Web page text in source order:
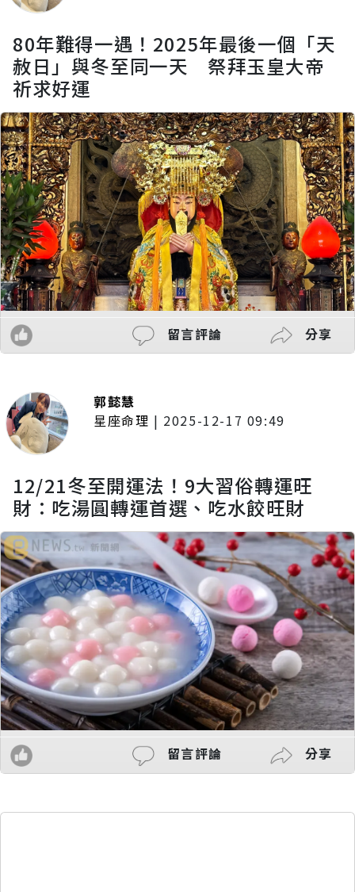
80年難得一遇！2025年最後一個「天
赦日」與冬至同一天 祭拜玉皇大帝
祈求好運
留言評論 分享
郭懿慧
星座命理 | 2025-12-17 09:49
12/21冬至開運法！9大習俗轉運旺
財：吃湯圓轉運首選、吃水餃旺財
留言評論 分享